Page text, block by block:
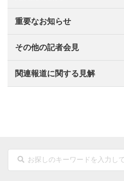
重要なお知らせ
その他の記者会見
関連報道に関する見解